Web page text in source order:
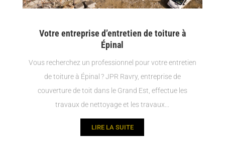
Votre entreprise d’entretien de toiture à
Épinal
Vous recherchez un professionnel pour votre entretien
de toiture à Épinal ? JPR Ravry, entreprise de
couverture de toit dans le Grand Est, effectue les
travaux de nettoyage et les travaux...
LIRE LA SUITE